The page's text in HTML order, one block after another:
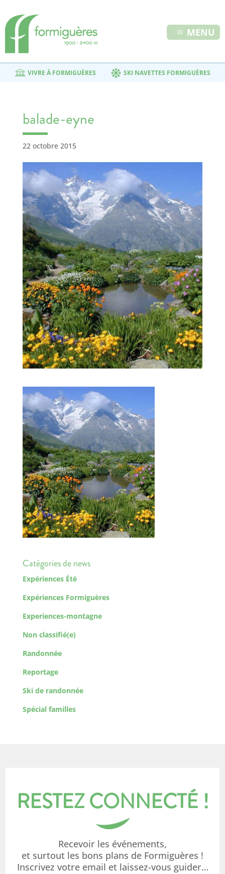
MENU
VIVRE À FORMIGUÈRES SKI NAVETTES FORMIGUÈRES
balade-eyne
22 octobre 2015
Catégories de news
Expériences Été
Expériences Formiguères
Experiences-montagne
Non classifié(e)
Randonnée
Reportage
Ski de randonnée
Spécial familles
RESTEZ CONNECTÉ !
Recevoir les événements,
et surtout les bons plans de Formiguères !
Inscrivez votre email et laissez-vous guider…